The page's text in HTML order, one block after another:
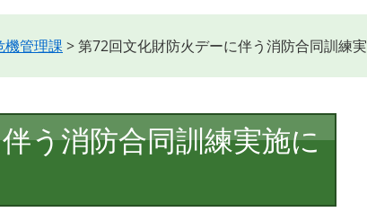
機管理課 >第72回文化財防火デーに伴う消防合同訓練
う消防合同訓練実施に